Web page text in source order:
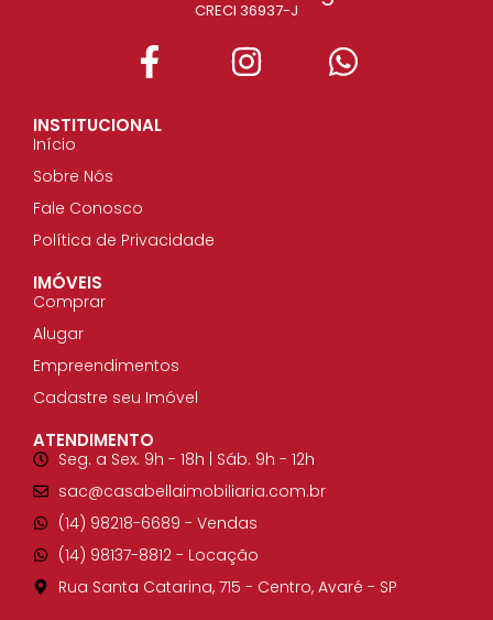
CRECI 36937-J
INSTITUCIONAL
Início
Sobre Nós
Fale Conosco
Política de Privacidade
IMÓVEIS
Comprar
Alugar
Empreendimentos
Cadastre seu Imóvel
ATENDIMENTO
Seg. a Sex. 9h - 18h | Sáb. 9h - 12h
sac@casabellaimobiliaria.com.br
(14) 98218-6689​ - Vendas
(14) 98137-8812​ - Locação
Rua Santa Catarina, 715 - Centro, Avaré - SP